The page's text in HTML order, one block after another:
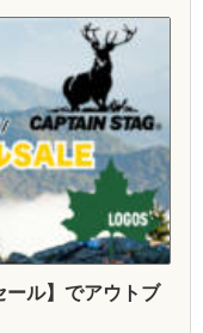
ル】でアウトブ